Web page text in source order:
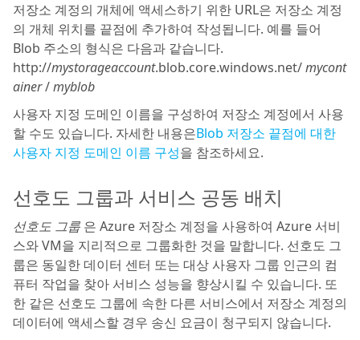
저장소 계정의 개체에 액세스하기 위한 URL은 저장소 계정
의 개체 위치를 끝점에 추가하여 작성됩니다. 예를 들어
Blob 주소의 형식은 다음과 같습니다.
http://mystorageaccount.blob.core.windows.net/mycont
ainer/myblob
사용자 지정 도메인 이름을 구성하여 저장소 계정에서 사용
할 수도 있습니다. 자세한 내용은Blob 저장소 끝점에 대한
사용자 지정 도메인 이름 구성을 참조하세요.
선호도 그룹과 서비스 공동 배치
선호도 그룹 은 Azure 저장소 계정을 사용하여 Azure 서비
스와 VM을 지리적으로 그룹화한 것을 말합니다. 선호도 그
룹은 동일한 데이터 센터 또는 대상 사용자 그룹 인근의 컴
퓨터 작업을 찾아 서비스 성능을 향상시킬 수 있습니다. 또
한 같은 선호도 그룹에 속한 다른 서비스에서 저장소 계정의
데이터에 액세스할 경우 송신 요금이 청구되지 않습니다.